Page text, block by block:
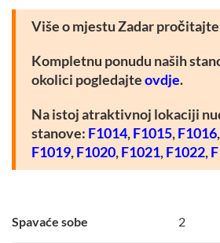
Više o mjestu Zadar
Kompletnu ponudu naših
okolici pogledajteovdje.
Na istoj atraktivnoj lokaciji
stanove: F1014,F1015,F1016,
F1019,F1020,F1021,F1022,
Spavaće sobe 2